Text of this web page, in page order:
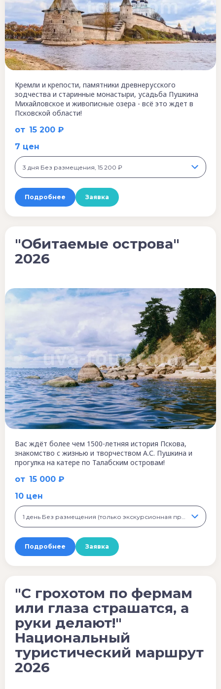
от 15 200 ₽
Кремли и крепости, памятники древнерусского
зодчества и старинные монастыри, усадьба Пушкина
Михайловское и живописные озера - всё это ждет в
Псковской области!
7 цен
3 дня Без размещения, 15 200 ₽
Подробнее Заявка
от 15 000 ₽
"Обитаемые острова"
2026
Вас ждёт более чем 1500-летняя история Пскова,
знакомство с жизнью и творчеством А.С. Пушкина и
прогулка на катере по Талабским островам!
10 цен
1 день Без размещения (только экскурсионная программа), 15 000 ₽
Подробнее Заявка
"С грохотом по фермам
или глаза страшатся, а
руки делают!"
Национальный
туристический маршрут
2026